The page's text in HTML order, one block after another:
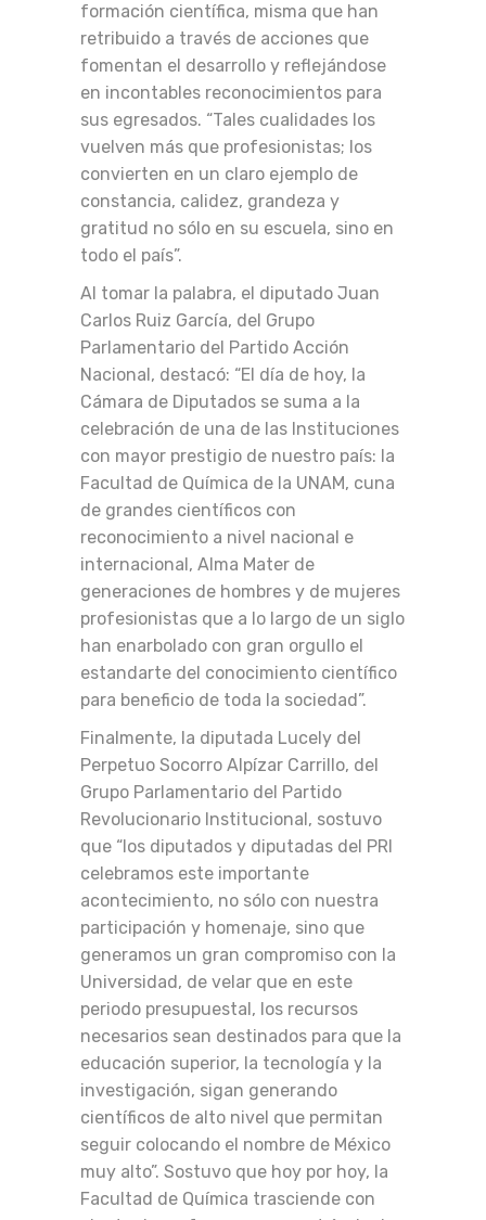
formación científica, misma que han
retribuido a través de acciones que
fomentan el desarrollo y reflejándose
en incontables reconocimientos para
sus egresados. “Tales cualidades los
vuelven más que profesionistas; los
convierten en un claro ejemplo de
constancia, calidez, grandeza y
gratitud no sólo en su escuela, sino en
todo el país”.
Al tomar la palabra, el diputado Juan
Carlos Ruiz García, del Grupo
Parlamentario del Partido Acción
Nacional, destacó: “El día de hoy, la
Cámara de Diputados se suma a la
celebración de una de las Instituciones
con mayor prestigio de nuestro país: la
Facultad de Química de la UNAM, cuna
de grandes científicos con
reconocimiento a nivel nacional e
internacional, Alma Mater de
generaciones de hombres y de mujeres
profesionistas que a lo largo de un siglo
han enarbolado con gran orgullo el
estandarte del conocimiento científico
para beneficio de toda la sociedad”.
Finalmente, la diputada Lucely del
Perpetuo Socorro Alpízar Carrillo, del
Grupo Parlamentario del Partido
Revolucionario Institucional, sostuvo
que “los diputados y diputadas del PRI
celebramos este importante
acontecimiento, no sólo con nuestra
participación y homenaje, sino que
generamos un gran compromiso con la
Universidad, de velar que en este
periodo presupuestal, los recursos
necesarios sean destinados para que la
educación superior, la tecnología y la
investigación, sigan generando
científicos de alto nivel que permitan
seguir colocando el nombre de México
muy alto”. Sostuvo que hoy por hoy, la
Facultad de Química trasciende con